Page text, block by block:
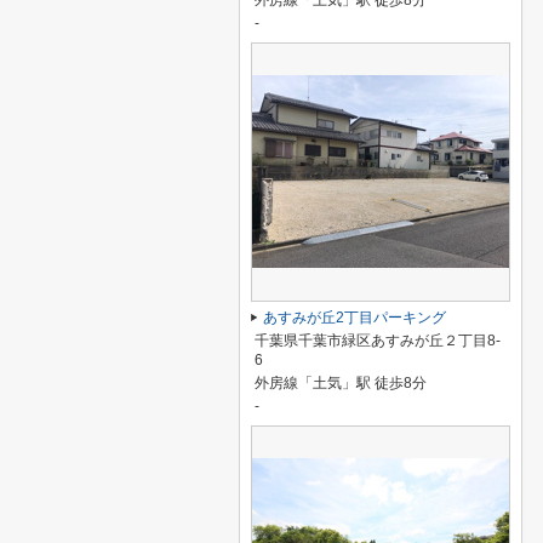
-
あすみが丘2丁目パーキング
千葉県千葉市緑区あすみが丘２丁目8-
6
外房線「土気」駅 徒歩8分
-